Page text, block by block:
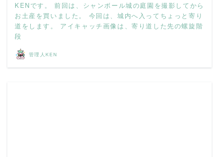
KENです。 前回は、シャンボール城の庭園を撮影してから
お土産を買いました。 今回は、城内へ入ってちょっと寄り
道をします。 アイキャッチ画像は、寄り道した先の螺旋階
段
管理人KEN